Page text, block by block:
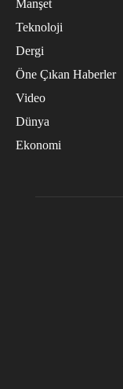
Manşet
Teknoloji
Dergi
Öne Çıkan Haberler
Video
Dünya
Ekonomi